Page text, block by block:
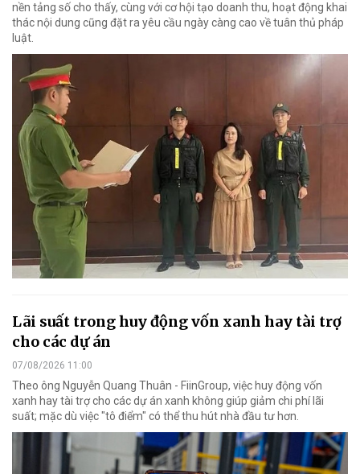
nền tảng số cho thấy, cùng với cơ hội tạo doanh thu, hoạt động khai
thác nội dung cũng đặt ra yêu cầu ngày càng cao về tuân thủ pháp
luật.
Lãi suất trong huy động vốn xanh hay tài trợ
cho các dự án
07/08/2026 11:00
Theo ông Nguyễn Quang Thuân - FiinGroup, việc huy động vốn
xanh hay tài trợ cho các dự án xanh không giúp giảm chi phí lãi
suất; mặc dù việc "tô điểm" có thể thu hút nhà đầu tư hơn.